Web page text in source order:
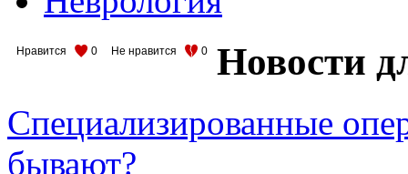
Нравится 0 Не нравится 0 Новости
Специализированные
бывают?